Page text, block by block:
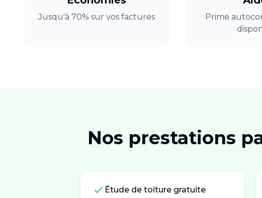
Jusqu'à 70% sur vos factures
Prime
Nos prestations
Étude de toiture gratuite